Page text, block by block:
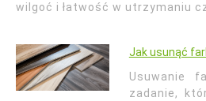
wilgoć i łatwość w utrzymaniu
Jak usunąć
Usuwanie
zadanie,